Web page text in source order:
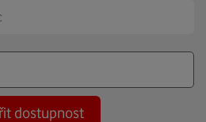
dostupnost